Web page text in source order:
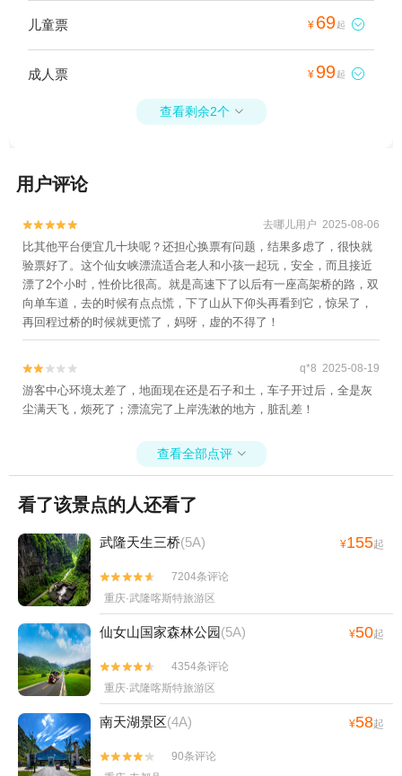
儿童票 ¥ 69起 
成人票 ¥ 99起 
查看剩余2个 
用户评论

 去哪儿用户 2025-08-06
比其他平台便宜几十块呢？还担心换票有问题，结果多虑了，很快就
验票好了。这个仙女峡漂流适合老人和小孩一起玩，安全，而且接近
漂了2个小时，性价比很高。就是高速下了以后有一座高架桥的路，双
向单车道，去的时候有点点慌，下了山从下仰头再看到它，惊呆了，
再回程过桥的时候就更慌了，妈呀，虚的不得了！

 q*8 2025-08-19
游客中心环境太差了，地面现在还是石子和土，车子开过后，全是灰
尘满天飞，烦死了；漂流完了上岸洗漱的地方，脏乱差！
查看全部点评 
看了该景点的人还看了
武隆天生三桥(5A) ¥155起


7204条评论
重庆·武隆喀斯特旅游区
仙女山国家森林公园(5A) ¥50起


4354条评论
重庆·武隆喀斯特旅游区
南天湖景区(4A) ¥58起


90条评论